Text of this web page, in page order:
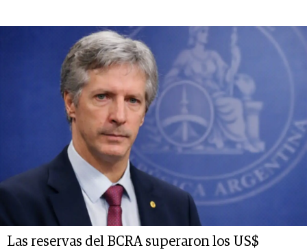
Las reservas del BCRA superaron los US$